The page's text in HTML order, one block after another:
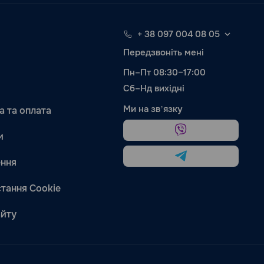
та оплата
Cookie
+ 38 097 004 08 05
Передзвоніть мені
Пн–Пт 08:30–17:00
Сб–Нд вихідні
Ми на звʼязку